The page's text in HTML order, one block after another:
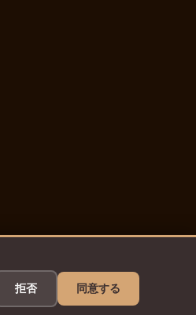
拒否 同意する